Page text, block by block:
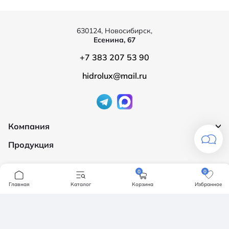
Компания
О компании
Доставка и оплата
Продукция
Мебель для ванной
630124, Новосибирск,
Есенина, 67
+7 383 207 53 90
hidrolux@mail.ru
Главная Каталог
0
Корзина
0
Избранное